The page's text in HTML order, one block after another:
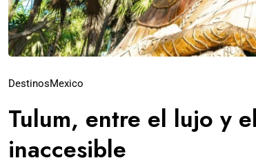
DestinosMexico
Tulum, entre el lujo y
inaccesible